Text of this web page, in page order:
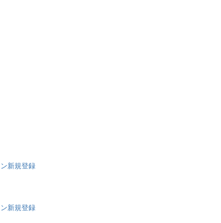
新規登録
新規登録